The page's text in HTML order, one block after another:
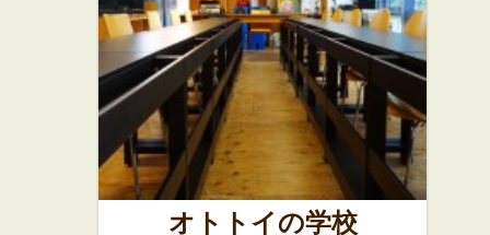
オトトイの学校